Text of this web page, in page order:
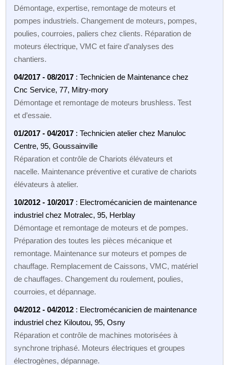
Démontage, expertise, remontage de moteurs et
pompes industriels. Changement de moteurs, pompes,
poulies, courroies, paliers chez clients. Réparation de
moteurs électrique, VMC et faire d’analyses des
chantiers.
04/2017 - 08/2017 : Technicien de Maintenance chez
Cnc Service, 77, Mitry-mory
Démontage et remontage de moteurs brushless. Test
et d’essaie.
01/2017 - 04/2017 : Technicien atelier chez Manuloc
Centre, 95, Goussainville
Réparation et contrôle de Chariots élévateurs et
nacelle. Maintenance préventive et curative de chariots
élévateurs à atelier.
10/2012 - 10/2017 : Electromécanicien de maintenance
industriel chez Motralec, 95, Herblay
Démontage et remontage de moteurs et de pompes.
Préparation des toutes les pièces mécanique et
remontage. Maintenance sur moteurs et pompes de
chauffage. Remplacement de Caissons, VMC, matériel
de chauffages. Changement du roulement, poulies,
courroies, et dépannage.
04/2012 - 04/2012 : Electromécanicien de maintenance
industriel chez Kiloutou, 95, Osny
Réparation et contrôle de machines motorisées à
synchrone triphasé. Moteurs électriques et groupes
électrogènes, dépannage.